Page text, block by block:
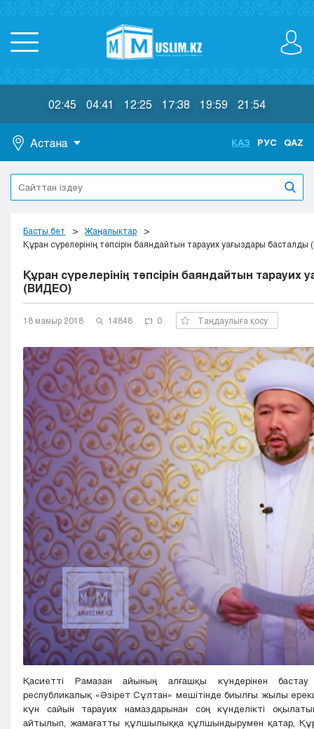
02:45 04:41 12:25 17:38 19:59 21:54
Астана
Астана
Алматы
Актобе
Атырау
Караганда
Кокшетау
Кызылорда
Петропавловск
Семей
Талдыкорган
Тараз
Туркестан
Уральск
Усть-Каменогорск
Шымкент
ҚАЗ РУС QAZ
Басты бет
Жаңалықтар
Құран сүрелерінің тәпсірін баяндайтын тарауих уағыздары
Құран сүрелерінің тәпсірін баяндайтын тарауих
(ВИДЕО)
18 мамыр 2018 14848 0 Таңдаулыға қосу
Қасиетті Рамазан айының алғашқы күндерінен
республикалық «Әзірет Сұлтан» мешітінде биылғы жылы
күн сайын тарауих намаздарынан соң күнделікті
айтылып, жамағатты құлшылыққа құлшындырумен қатар,